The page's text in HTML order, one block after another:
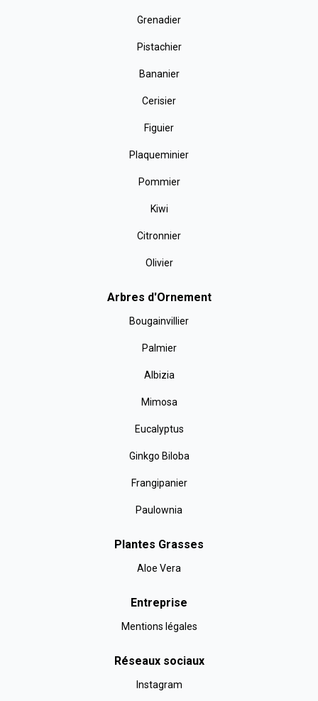
Grenadier
Pistachier
Bananier
Cerisier
Figuier
Plaqueminier
Pommier
Kiwi
Citronnier
Olivier
Arbres d'Ornement
Bougainvillier
Palmier
Albizia
Mimosa
Eucalyptus
Ginkgo Biloba
Frangipanier
Paulownia
Plantes Grasses
Aloe Vera
Entreprise
Mentions légales
Réseaux sociaux
Instagram